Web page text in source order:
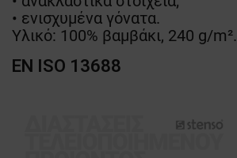
• ενισχυμένα γόνατα.
Υλικό: 100% βαμβάκι, 240 g/m².
EN ISO 13688